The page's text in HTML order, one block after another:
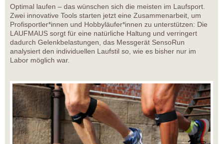
Optimal laufen – das wünschen sich die meisten im Laufsport.
Zwei innovative Tools starten jetzt eine Zusammenarbeit, um
Profisportler*innen und Hobbyläufer*innen zu unterstützen: Die
LAUFMAUS sorgt für eine natürliche Haltung und verringert
dadurch Gelenkbelastungen, das Messgerät SensoRun
analysiert den individuellen Laufstil so, wie es bisher nur im
Labor möglich war.